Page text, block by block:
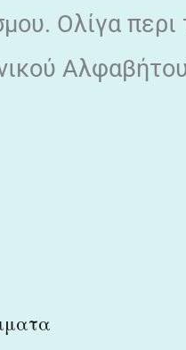
Ολίγα περι